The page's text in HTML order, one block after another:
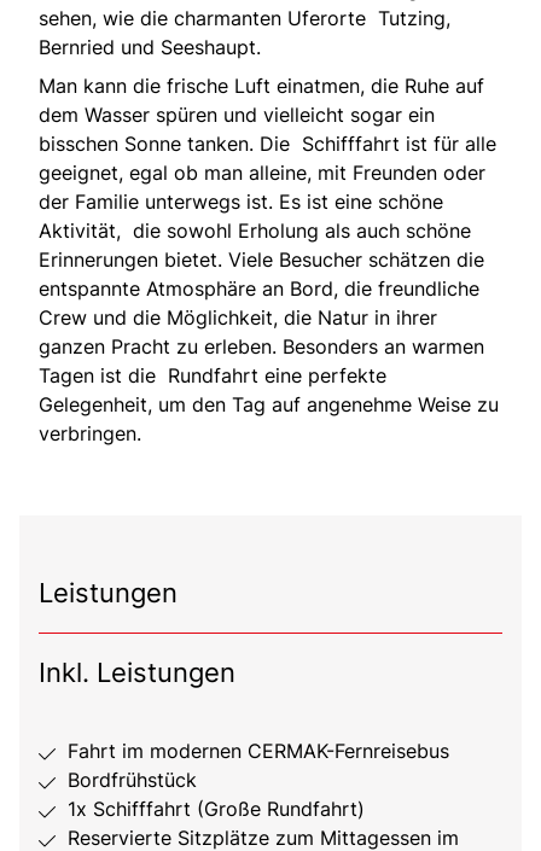
sehen, wie die charmanten Uferorte Tutzing,
Bernried und Seeshaupt.
Man kann die frische Luft einatmen, die Ruhe auf
dem Wasser spüren und vielleicht sogar ein
bisschen Sonne tanken. Die Schifffahrt ist für alle
geeignet, egal ob man alleine, mit Freunden oder
der Familie unterwegs ist. Es ist eine schöne
Aktivität, die sowohl Erholung als auch schöne
Erinnerungen bietet. Viele Besucher schätzen die
entspannte Atmosphäre an Bord, die freundliche
Crew und die Möglichkeit, die Natur in ihrer
ganzen Pracht zu erleben. Besonders an warmen
Tagen ist die Rundfahrt eine perfekte
Gelegenheit, um den Tag auf angenehme Weise zu
verbringen.
Leistungen
Inkl. Leistungen
Fahrt im modernen CERMAK-Fernreisebus
Bordfrühstück
1x Schifffahrt (Große Rundfahrt)
Reservierte Sitzplätze zum Mittagessen im